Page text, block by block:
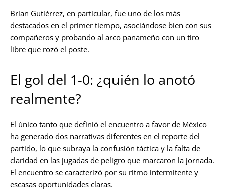
Brian Gutiérrez, en particular, fue uno de los más
destacados en el primer tiempo, asociándose bien con sus
compañeros y probando al arco panameño con un tiro
libre que rozó el poste.
El gol del 1-0: ¿quién lo anotó
realmente?
El único tanto que definió el encuentro a favor de México
ha generado dos narrativas diferentes en el reporte del
partido, lo que subraya la confusión táctica y la falta de
claridad en las jugadas de peligro que marcaron la jornada.
El encuentro se caracterizó por su ritmo intermitente y
escasas oportunidades claras.